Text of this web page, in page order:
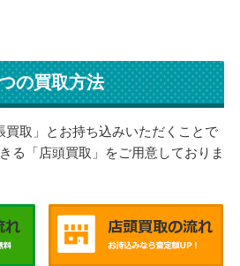
の買取方法
買取」とお持ち込みいただくことで
る「店頭買取」をご用意しておりま